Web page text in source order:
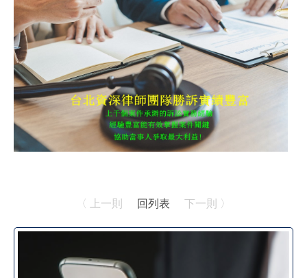
〈 上一則 回列表 下一則 〉